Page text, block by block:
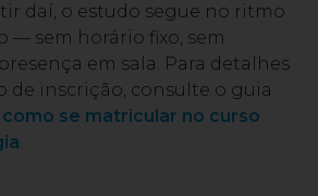
daí, o estudo segue no ritmo
— sem horário fixo, sem
em sala. Para detalhes
de inscrição, consulte o guia
como se matricular no curso
.